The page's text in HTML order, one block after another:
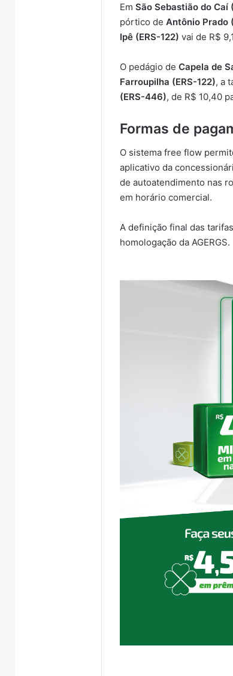
EmSão Sebastião do Caí
pórtico deAntônio Prado
Ipê (ERS-122) vai de R$
O pedágio deCapela de
Farroupilha (ERS-122), a
(ERS-446), de R$ 10,40
Formas de
O sistema free flow
aplicativo da
de autoatendimento nas
em horário comercial.
A definição final das
homologação da AGERGS.